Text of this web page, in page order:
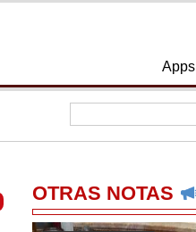
Apps
OTRAS NOTAS